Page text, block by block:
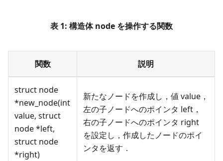
表 1: 構造体 node を操作する関数
関数 説明
struct node
*new_node(int
value, struct
node *left,
struct node
*right)
新たなノードを作成し，値 value，
左の子ノードへのポインタ left，
右の子ノードへのポインタ right
を設定し，作成したノードのポイ
ンタを返す．